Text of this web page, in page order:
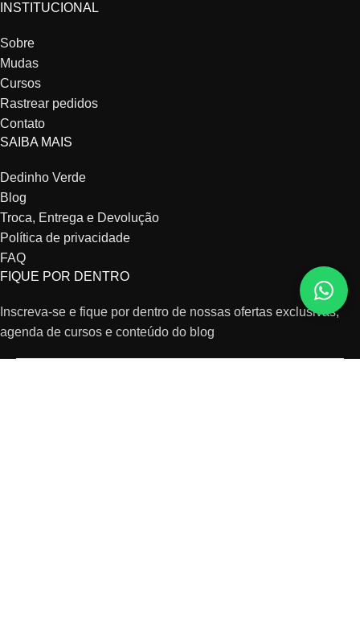
INSTITUCIONAL
Sobre
Mudas
Cursos
Rastrear pedidos
Contato
SAIBA MAIS
Dedinho Verde
Blog
Troca, Entrega e Devolução
Política de privacidade
FAQ
FIQUE POR DENTRO
Inscreva-se e fique por dentro de nossas ofertas exclusivas,
agenda de cursos e conteúdo do blog